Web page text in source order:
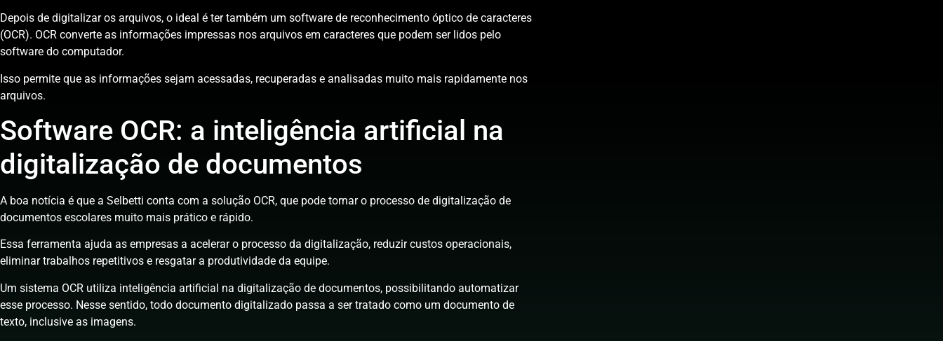
Depois de digitalizar os arquivos, o ideal é ter também um software de reconhecimento óptico de caracteres
(OCR). OCR converte as informações impressas nos arquivos em caracteres que podem ser lidos pelo
software do computador.
Isso permite que as informações sejam acessadas, recuperadas e analisadas muito mais rapidamente nos
arquivos.
Software OCR: a inteligência artificial na
digitalização de documentos
A boa notícia é que a Selbetti conta com a solução OCR, que pode tornar o processo de digitalização de
documentos escolares muito mais prático e rápido.
Essa ferramenta ajuda as empresas a acelerar o processo da digitalização, reduzir custos operacionais,
eliminar trabalhos repetitivos e resgatar a produtividade da equipe.
Um sistema OCR utiliza inteligência artificial na digitalização de documentos, possibilitando automatizar
esse processo. Nesse sentido, todo documento digitalizado passa a ser tratado como um documento de
texto, inclusive as imagens.